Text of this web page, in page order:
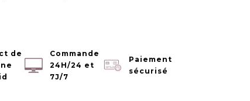
de
Commande
24H/24 et
7J/7
Paiement
sécurisé